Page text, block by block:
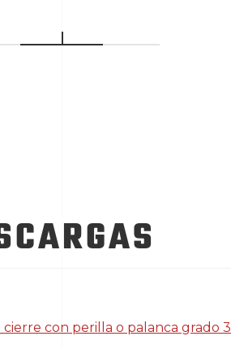
cierre con perilla o palanca grado 3